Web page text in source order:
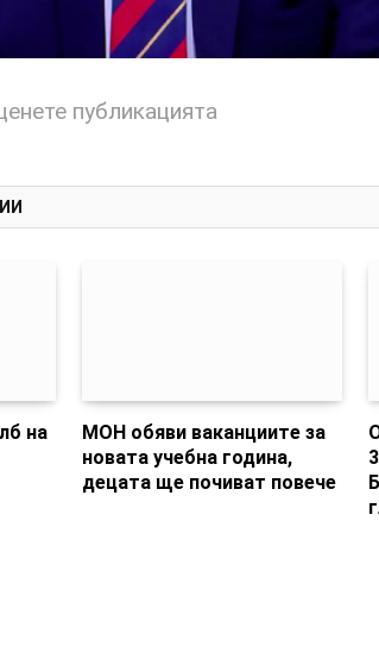
публикацията
на
МОН обяви ваканциите за
новата учебна година,
децата ще почиват повече